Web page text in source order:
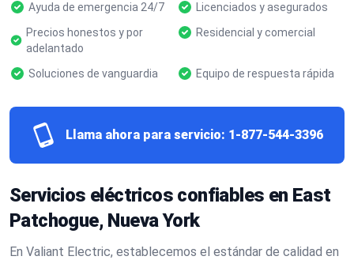
Ayuda de emergencia 24/7
Licenciados y asegurados
Precios honestos y por
adelantado
Residencial y comercial
Soluciones de vanguardia Equipo de respuesta rápida
Llama ahora para servicio: 1-877-544-3396
Servicios eléctricos confiables en East
Patchogue, Nueva York
En Valiant Electric, establecemos el estándar de calidad en